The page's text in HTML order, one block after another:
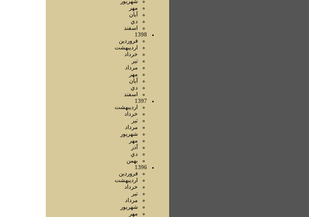
مهر
آبان
دي
اسفند
1398
فروردين
ارديبهشت
خرداد
تير
مرداد
مهر
آبان
دي
اسفند
1397
ارديبهشت
خرداد
تير
مرداد
شهريور
مهر
آذر
دي
بهمن
1396
فروردين
ارديبهشت
خرداد
تير
مرداد
شهريور
مهر